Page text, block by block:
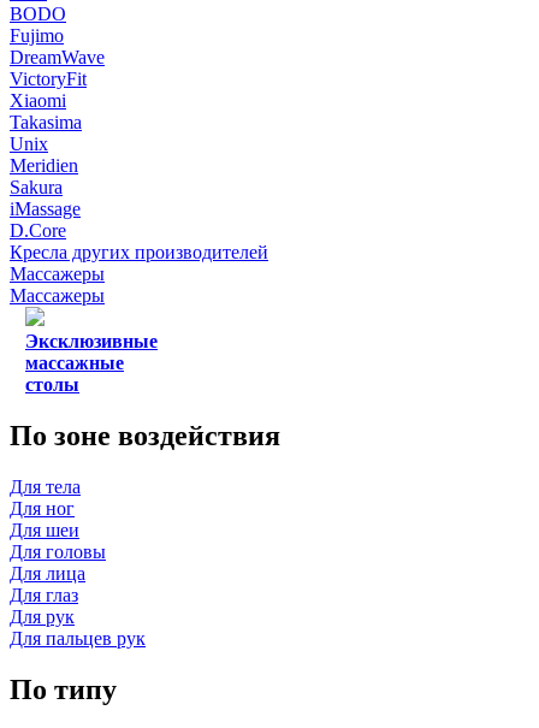
BODO
Fujimo
DreamWave
VictoryFit
Xiaomi
Takasima
Unix
Meridien
Sakura
iMassage
D.Core
Кресла других производителей
Массажеры
Массажеры
Эксклюзивные
массажные
столы
По зоне воздействия
Для тела
Для ног
Для шеи
Для головы
Для лица
Для глаз
Для рук
Для пальцев рук
По типу